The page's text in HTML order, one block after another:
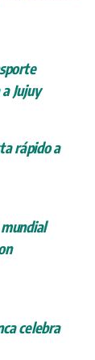
Jujuy
rápido a
celebra